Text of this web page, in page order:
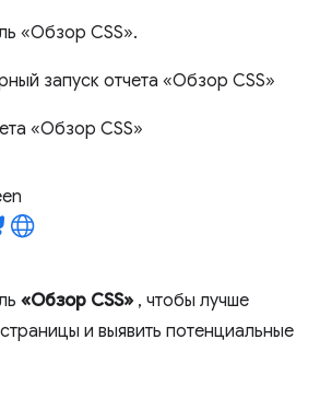
«Обзор CSS».
запуск отчета «Обзор CSS»
«Обзор CSS»
«Обзор CSS» , чтобы лучше
и выявить потенциальные